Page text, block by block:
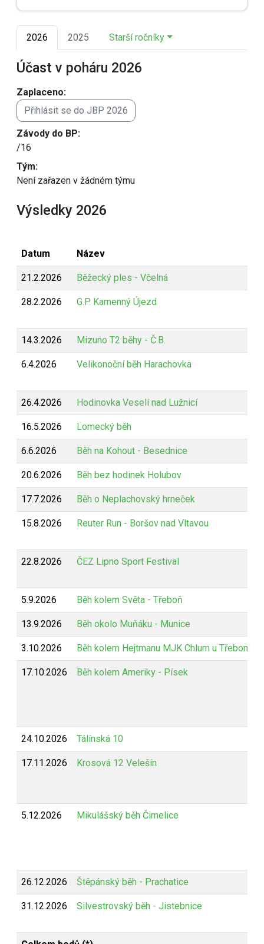
2026 2025 Starší ročníky
Účast v poháru 2026
Zaplaceno:
Přihlásit se do JBP 2026
Závody do BP:
/16
Tým:
Není zařazen v žádném týmu
Výsledky 2026
Datum Název
21.2.2026 Běžecký ples - Včelná
28.2.2026 G.P. Kamenný Újezd
14.3.2026 Mizuno T2 běhy - Č.B.
6.4.2026 Velikonoční běh Harachovka
26.4.2026 Hodinovka Veselí nad Lužnicí
16.5.2026 Lomecký běh
6.6.2026 Běh na Kohout - Besednice
20.6.2026 Běh bez hodinek Holubov
17.7.2026 Běh o Neplachovský hrneček
15.8.2026 Reuter Run - Boršov nad Vltavou
22.8.2026 ČEZ Lipno Sport Festival
5.9.2026 Běh kolem Světa - Třeboň
13.9.2026 Běh okolo Muňáku - Munice
3.10.2026 Běh kolem Hejtmanu MJK Chlum u Třeboně
17.10.2026 Běh kolem Ameriky - Písek
24.10.2026 Tálínská 10
17.11.2026 Krosová 12 Velešín
5.12.2026 Mikulášský běh Čimelice
26.12.2026 Štěpánský běh - Prachatice
31.12.2026 Silvestrovský běh - Jistebnice